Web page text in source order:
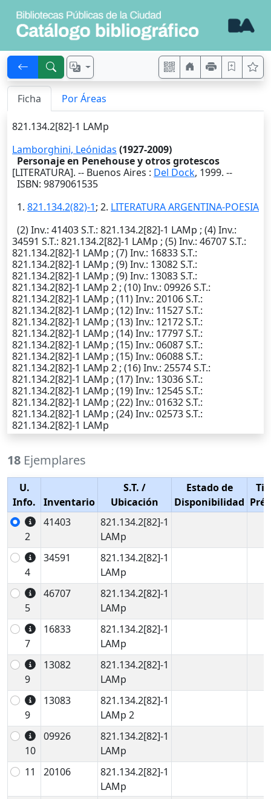
Ficha Por Áreas
821.134.2[82]-1 LAMp
Lamborghini, Leónidas (1927-2009)
Personaje en Penehouse y otros grotescos
[LITERATURA]. -- Buenos Aires : Del Dock, 1999. --
ISBN: 9879061535
1. 821.134.2(82)-1; 2. LITERATURA ARGENTINA-POESIA
(2)Inv.: 41403S.T.: 821.134.2[82]-1 LAMp ; (4)Inv.:
34591 S.T.: 821.134.2[82]-1 LAMp ; (5)Inv.: 46707S.T.:
821.134.2[82]-1 LAMp ; (7)Inv.: 16833S.T.:
821.134.2[82]-1 LAMp ; (9)Inv.: 13082S.T.:
821.134.2[82]-1 LAMp ; (9)Inv.: 13083S.T.:
821.134.2[82]-1 LAMp 2 ; (10)Inv.: 09926S.T.:
821.134.2[82]-1 LAMp ; (11)Inv.: 20106S.T.:
821.134.2[82]-1 LAMp ; (12)Inv.: 11527S.T.:
821.134.2[82]-1 LAMp ; (13)Inv.: 12172S.T.:
821.134.2[82]-1 LAMp ; (14)Inv.: 17797S.T.:
821.134.2[82]-1 LAMp ; (15)Inv.: 06087S.T.:
821.134.2[82]-1 LAMp ; (15)Inv.: 06088S.T.:
821.134.2[82]-1 LAMp 2 ; (16)Inv.: 25574S.T.:
821.134.2[82]-1 LAMp ; (17)Inv.: 13036S.T.:
821.134.2[82]-1 LAMp ; (19)Inv.: 12545S.T.:
821.134.2[82]-1 LAMp ; (22)Inv.: 01632S.T.:
821.134.2[82]-1 LAMp ; (24)Inv.: 02573S.T.:
821.134.2[82]-1 LAMp
18 Ejemplares
U.
Info.
Inventario
S.T. /
Ubicación
Estado de
Disponibilidad
2
41403
821.134.2[82]-1
LAMp
4
34591
821.134.2[82]-1
LAMp
5
46707
821.134.2[82]-1
LAMp
7
16833
821.134.2[82]-1
LAMp
9
13082
821.134.2[82]-1
LAMp
9
13083
821.134.2[82]-1
LAMp 2
10
09926
821.134.2[82]-1
LAMp
11
20106
821.134.2[82]-1
LAMp